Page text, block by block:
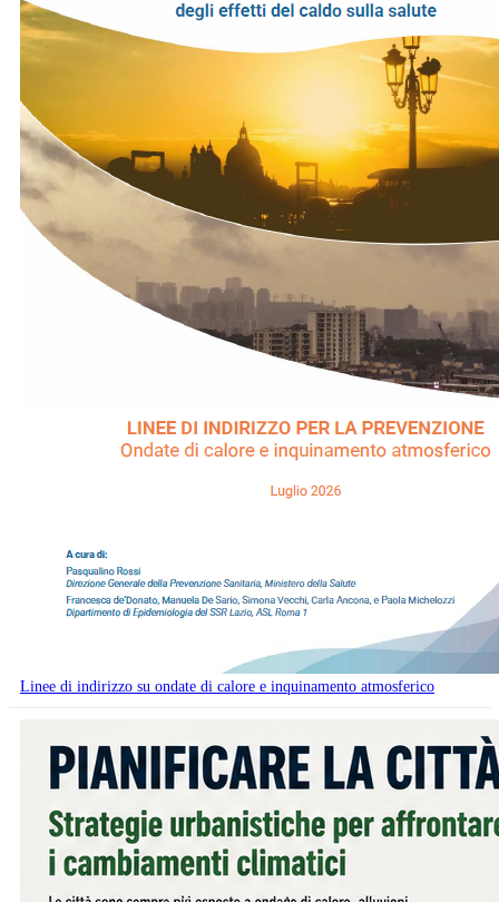
Linee di indirizzo su ondate di calore e inquinamento atmosferico